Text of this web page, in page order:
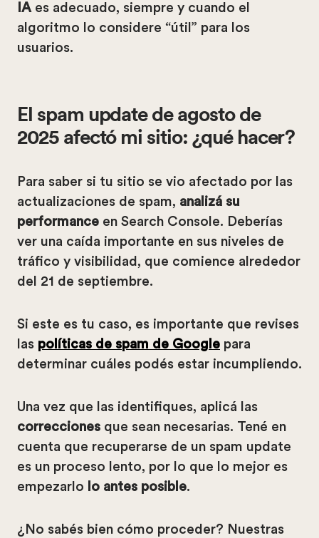
IAes adecuado, siempre y cuando el
algoritmo lo considere “útil” para los
usuarios.
El spam update de agosto de
2025 afectó mi sitio: ¿qué hacer?
Para saber si tu sitio se vio afectado por las
actualizaciones de spam, analizá su
performance en Search Console. Deberías
ver una caída importante en sus niveles de
tráfico y visibilidad, que comience alrededor
del 21 de septiembre.
Si este es tu caso, es importante que revises
las políticas de spam de Google para
determinar cuáles podés estar incumpliendo.
Una vez que las identifiques, aplicá las
correcciones que sean necesarias. Tené en
cuenta que recuperarse de un spam update
es un proceso lento, por lo que lo mejor es
empezarlo lo antes posible.
¿No sabés bien cómo proceder? Nuestras